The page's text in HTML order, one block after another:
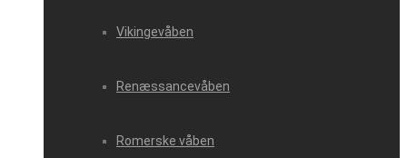
Vikingevåben
Renæssancevåben
Romerske våben